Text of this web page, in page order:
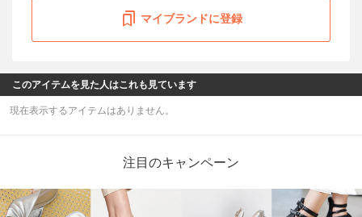
マイブランドに登録
このアイテムを見た人はこれも見ています
現在表示するアイテムはありません。
注目のキャンペーン